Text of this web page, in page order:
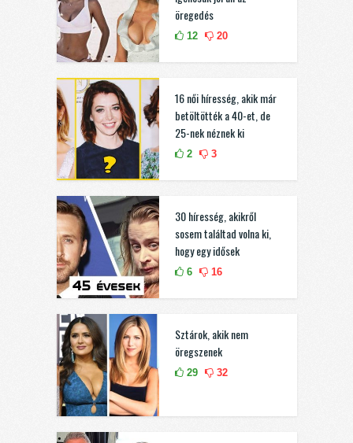
öregedés
12 20
16 női híresség, akik már
betöltötték a 40-et, de
25-nek néznek ki
2 3
30 híresség, akikről
sosem találtad volna ki,
hogy egy idősek
6 16
Sztárok, akik nem
öregszenek
29 32